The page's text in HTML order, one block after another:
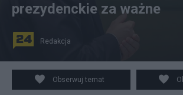
Sąd Najwyższy uznał wybory
PAP/Leszek Szymański
prezydenckie za ważne
Redakcja
Obserwuj temat